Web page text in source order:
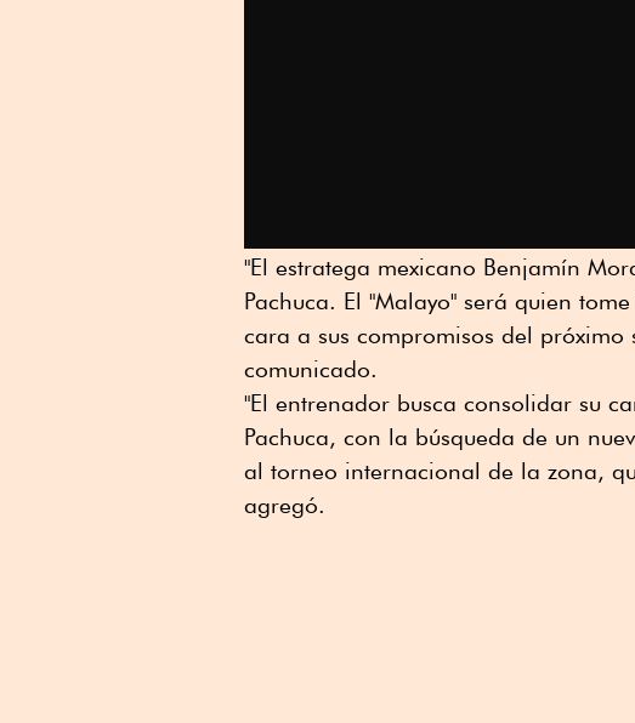
"El estratega mexicano Benjamín
Pachuca. El "Malayo" será quien
cara a sus compromisos del
comunicado.
"El entrenador busca consolidar su
Pachuca, con la búsqueda de un
al torneo internacional de la zona,
agregó.